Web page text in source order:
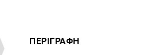
ΠΕΡΙΓΡΑΦΗ